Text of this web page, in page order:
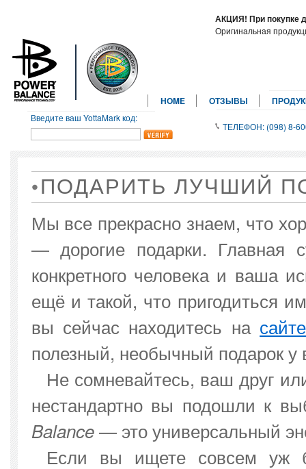
АКЦИЯ! При покупке
Оригинальная
HOME ОТЗЫВЫ
ТЕЛЕФОН: (098) 8-
Введите ваш YottaMark код:
ПОДАРИТЬ ЛУЧШИЙ
Мы все прекрасно знаем, что
— дорогие подарки. Главная
конкретного человека и ваша
ещё и такой, что пригодиться
вы сейчас находитесь на
полезный, необычный подарок у
Не сомневайтесь, ваш друг
нестандартно вы подошли к
Balance— это универсальный
Если вы ищете совсем уж